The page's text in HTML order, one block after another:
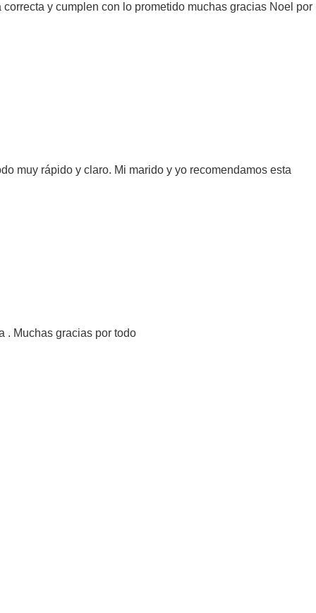
y cumplen con lo prometido muchas gracias Noel por
muy rápido y claro. Mi marido y yo recomendamos esta
. Muchas gracias por todo